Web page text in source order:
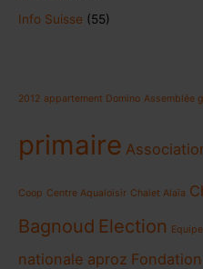
Info Suisse (55)
2012 appartement Domino Assemblée
primaire
Coop Centre Aqualoisir Chalet Alaïa
Bagnoud Election
nationale aproz